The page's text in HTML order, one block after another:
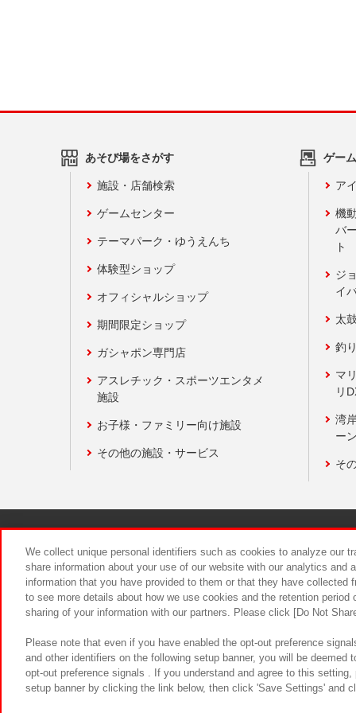
あそび場をさがす
施設・店舗検索
ゲームセンター
テーマパーク・ゆうえんち
体験型ショップ
オフィシャルショップ
期間限定ショップ
ガシャポン専門店
アスレチック・スポーツエンタメ
施設
お子様・ファミリー向け施設
その他の施設・サービス
ゲー
ア
機
バ
ト
ジ
イ
太
釣
マ
リ
湾
ー
そ
食品のご
We collect unique personal identifiers such as cookies to analyze our
share information about your use of our website with our analytics and
information that you have provided to them or that they have
to see more details about how we use cookies and the retention
sharing of your information with our partners. Please click [Do Not
Please note that even if you have enabled the opt-out preference
and other identifiers on the following setup banner, you will be
opt-out preference signals . If you understand and agree to this
setup banner by clicking the link below, then click 'Save Settings' and